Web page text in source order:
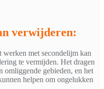
verwijderen:
werken met secondelijm kan
te vermijden. Het dragen
omliggende gebieden, en het
helpen om ongelukken